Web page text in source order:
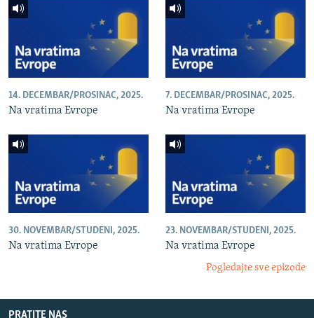
14. DECEMBAR/PROSINAC, 2025.
Na vratima Evrope
7. DECEMBAR/PROSINAC, 2025.
Na vratima Evrope
30. NOVEMBAR/STUDENI, 2025.
Na vratima Evrope
23. NOVEMBAR/STUDENI, 2025.
Na vratima Evrope
Pogledajte sve epizode
PRATITE NAS